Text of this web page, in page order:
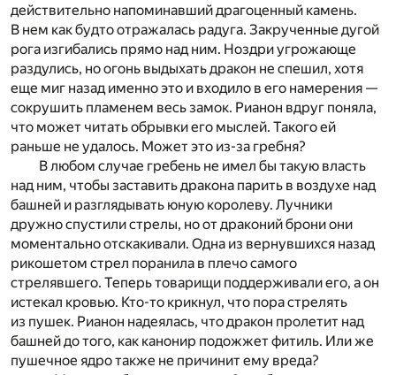
действительно напоминавший драгоценный камень.
В нем как будто отражалась радуга. Закрученные дугой
рога изгибались прямо над ним. Ноздри угрожающе
раздулись, но огонь выдыхать дракон не спешил, хотя
еще миг назад именно это и входило в его намерения —
сокрушить пламенем весь замок. Рианон вдруг поняла,
что может читать обрывки его мыслей. Такого ей
раньше не удалось. Может это из-за гребня?
В любом случае гребень не имел бы такую власть
над ним, чтобы заставить дракона парить в воздухе над
башней и разглядывать юную королеву. Лучники
дружно спустили стрелы, но от драконий брони они
моментально отскакивали. Одна из вернувшихся назад
рикошетом стрел поранила в плечо самого
стрелявшего. Теперь товарищи поддерживали его, а он
истекал кровью. Кто-то крикнул, что пора стрелять
из пушек. Рианон надеялась, что дракон пролетит над
башней до того, как канонир подожжет фитиль. Или же
пушечное ядро также не причинит ему вреда?